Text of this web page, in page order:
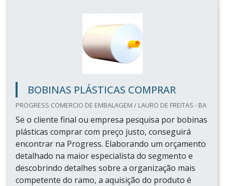
BOBINAS PLÁSTICAS COMPRAR
PROGRESS COMERCIO DE EMBALAGEM / LAURO DE FREITAS - BA
Se o cliente final ou empresa pesquisa por bobinas
plásticas comprar com preço justo, conseguirá
encontrar na Progress. Elaborando um orçamento
detalhado na maior especialista do segmento e
descobrindo detalhes sobre a organização mais
competente do ramo, a aquisição do produto é